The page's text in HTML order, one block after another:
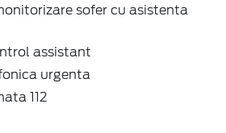
sofer cu asistenta
assistant
urgenta
112